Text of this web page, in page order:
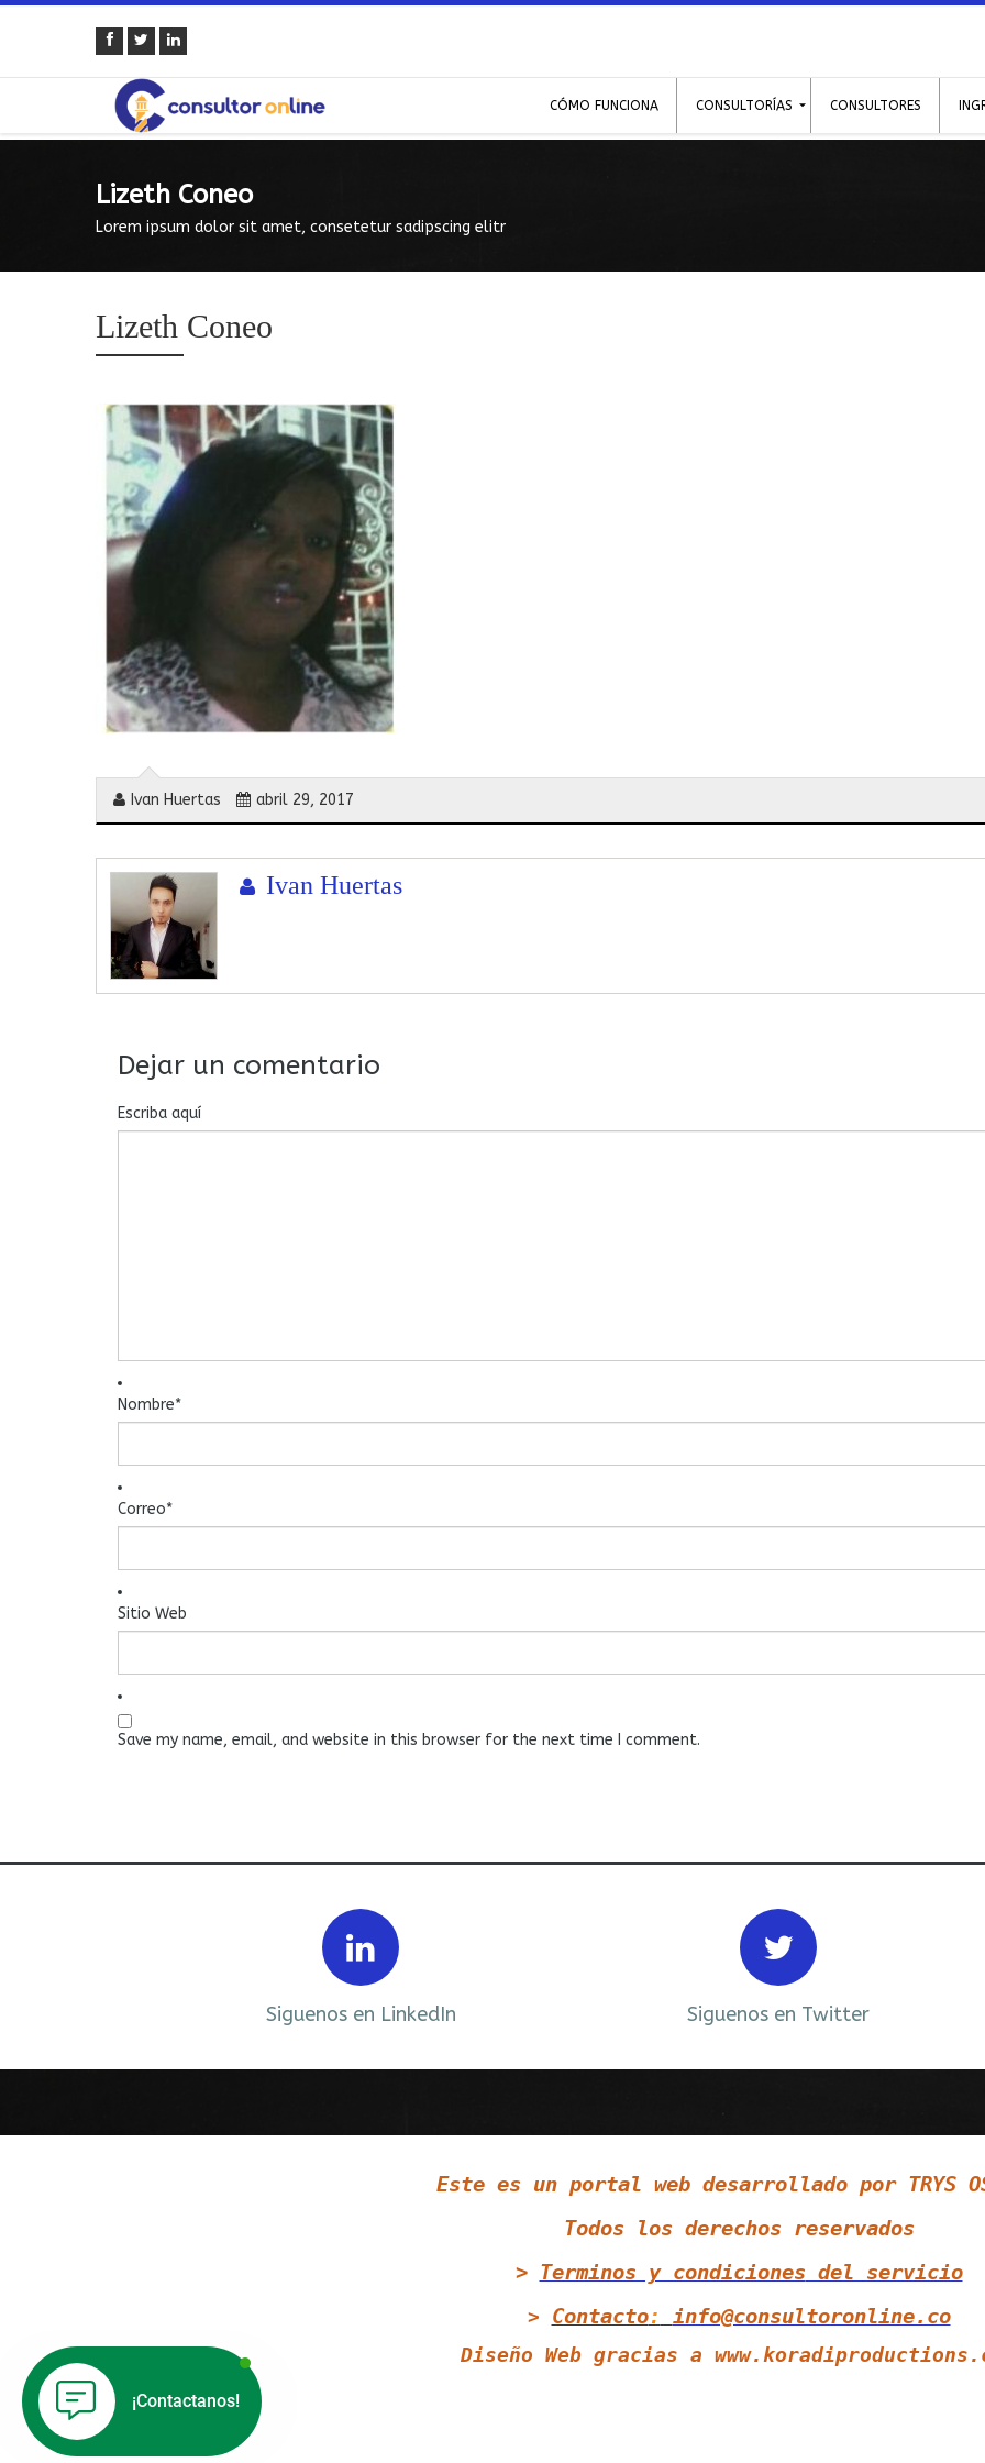
CÓMO FUNCIONA CONSULTORÍAS CONSULTORES
Lizeth Coneo
Lorem ipsum dolor sit amet, consetetur sadipscing elitr
Lizeth Coneo
Ivan Huertas abril 29, 2017
Ivan Huertas
Dejar un comentario
Escriba aquí
Nombre*
Correo*
Sitio Web
Save my name, email, and website in this browser for the next time I comment.
Siguenos en LinkedIn Siguenos en Twitter
Este es un portal web desarrollado por TRYS
Todos los derechos reservados
> Terminos y condiciones del servicio
> Contacto: info@consultoronline.co
Diseño Web gracias a
¡Contactanos!